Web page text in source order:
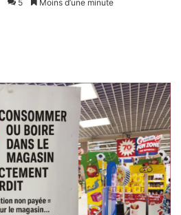
5 Moins d’une minute